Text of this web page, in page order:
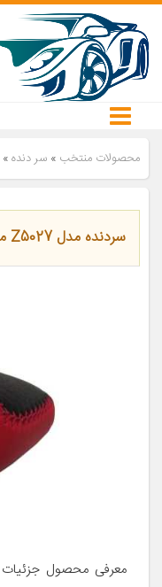
محصولات منتخب » سر دنده»
سردنده مدل Z5027 مناسب برای پراید